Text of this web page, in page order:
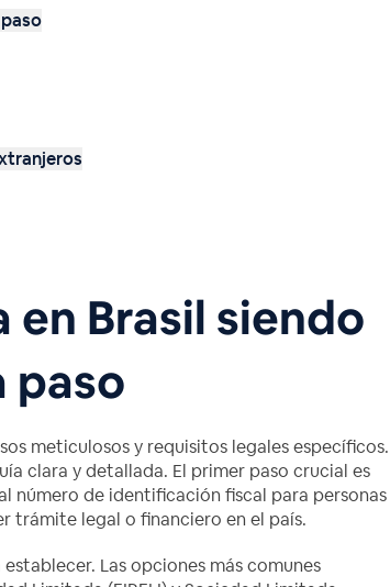
en Brasil siendo
paso
meticulosos y requisitos legales específicos.
clara y detallada. El primer paso crucial es
número de identificación fiscal para personas
trámite legal o financiero en el país.
Las opciones más comunes